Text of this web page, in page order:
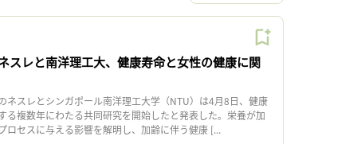
スレと南洋理工大、健康寿命と女性の健康に関
スレとシンガポール南洋理工大学（NTU）は4月8日、健康
る複数年にわたる共同研究を開始したと発表した。栄養が加
ロセスに与える影響を解明し、加齢に伴う健康 [...